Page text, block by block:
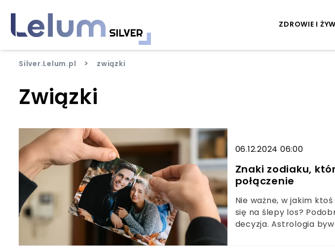
ZDROWIE I
Silver.Lelum.pl > związki
Związki
06.12.2024 06:00
Znaki zodiaku,
połączenie
Nie ważne, w jakim
się na ślepy los?
decyzja. Astrologia